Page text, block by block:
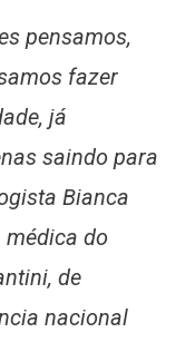
pensamos,
fazer
já
saindo para
Bianca
médica do
de
nacional